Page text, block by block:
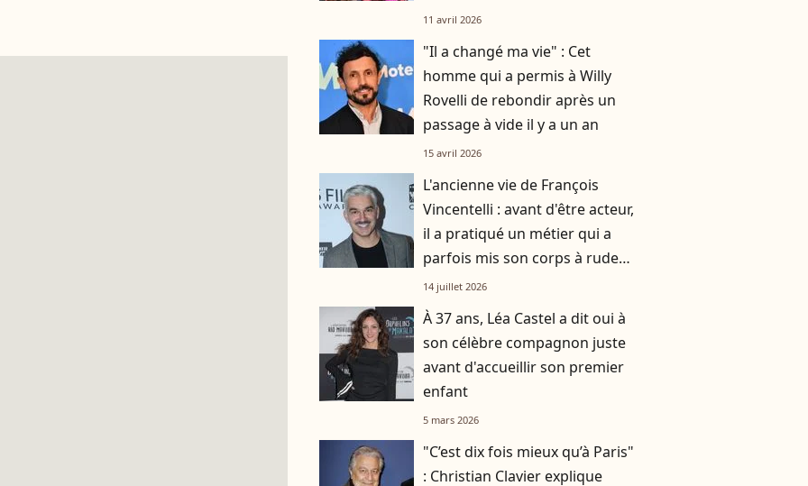
11 avril 2026
"Il a changé ma vie" : Cet
homme qui a permis à Willy
Rovelli de rebondir après un
passage à vide il y a un an
15 avril 2026
L'ancienne vie de François
Vincentelli : avant d'être acteur,
il a pratiqué un métier qui a
parfois mis son corps à rude
épreuve, la preuve en images
14 juillet 2026
À 37 ans, Léa Castel a dit oui à
son célèbre compagnon juste
avant d'accueillir son premier
enfant
5 mars 2026
"C’est dix fois mieux qu’à Paris"
: Christian Clavier explique